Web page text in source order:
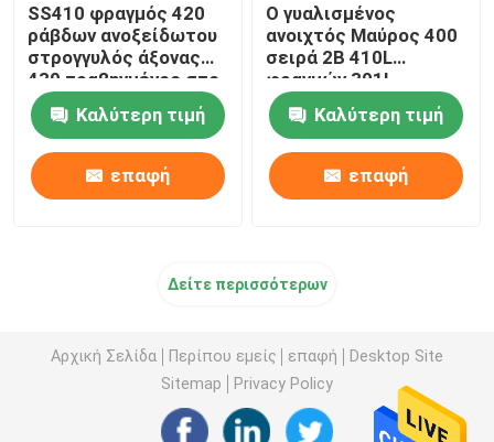
SS410 φραγμός 420
ράβδων ανοξείδωτου
στρογγυλός άξονας
430 τραβηγμένος στο
κρύο
Καλύτερη τιμή
επαφή
Ο γυαλισμένος
ανοιχτός Μαύρος 400
σειρά 2B 410L
φραγμών 301L
ανοξείδωτου
επιφάνειας
Καλύτερη τιμή
επαφή
Δείτε περισσότερων
Αρχική Σελίδα Περίπου εμείς επαφή
Desktop Site
Sitemap
Privacy Policy